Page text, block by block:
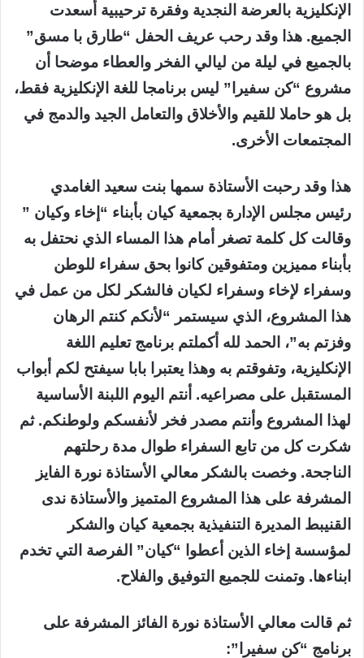
الإنكليزية بالعرضة النجدية وفقرة ترحيبية أسعدت
الجميع. هذا وقد رحب عريف الحفل “طارق با مسق”
بالجميع في ليلة من ليالي الفخر والعطاء موضحا أن
مشروع “كن سفيرا” ليس برنامجا للغة الإنكليزية فقط،
بل هو حاملا للقيم والأخلاق والتعامل الجيد والدمج في
المجتمعات الأخرى.
هذا وقد رحبت الأستاذة سمها بنت سعيد الغامدي
رئيس مجلس الإدارة بجمعية كيان بأبناء “إخاء وكيان ”
وقالت كل كلمة تصغر أمام هذا المساء الذي نحتفل به
بأبناء مميزين ومتفوقين كانوا بحق سفراء للوطن
وسفراء لإخاء وسفراء لكيان فالشكر لكل من عمل في
هذا المشروع، الذي سيستمر “لأنكم كنتم الرهان
وفزتم به”، الحمد لله أكملتم برنامج تعليم اللغة
الإنكليزية، وتفوقتم به وهذا يعتبرا بابا سيفتح لكم أبواب
المستقبل على مصراعيه. أنتم اليوم اللبنة الأساسية
لهذا المشروع وأنتم مصدر فخر لأنفسكم ولوطنكم. ثم
شكرت كل من تابع السفراء طوال مدة رحلتهم
الناجحة. وخصت بالشكر معالي الأستاذة نورة الفايز
المشرفة على هذا المشروع المتميز والأستاذة ندى
القنيبط المديرة التنفيذية بجمعية كيان والشكر
لمؤسسة إخاء الذين أعطوا “كيان” الفرصة التي تخدم
ابناءها. وتمنت للجميع التوفيق والفلاح.
ثم قالت معالي الأستاذة نورة الفائز المشرفة على
برنامج “كن سفيرا”: